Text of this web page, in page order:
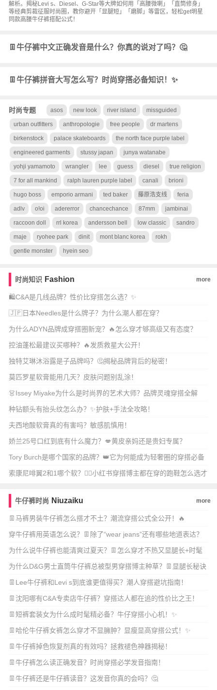
解析。揭秘Levi s、Diesel、G-Star等大牌如何用「高腰微喇」「直筒修身」
等经典剪裁征服时尚圈，教你避开「显腿短」「磨脚」等雷区，轻松get明星
同款高腰牛仔裤搭配公式！
👖牛仔裤中文正确发音是什么？你真的说对了吗？🤔
👖牛仔裤拼音大写怎么写？时尚穿搭必备知识！✨
时尚专题 asos new look river island missguided
urban outfitters anthropologie free people dr martens
birkenstock palace skateboards the north face purple label
engineered garments stussy japan junya watanabe
yohji yamamoto wrangler lee guess diesel true religion
7 for all mankind ralph lauren purple label canali brioni
hugo boss emporio armani ted baker 藤原浩支线 feria
adlv o!oi adererror chancechance 87mm jambinai
raccoon doll rrl korea andersson bell low classic sandro
maje ryohee park dinit mont blanc korea rokh
gentle monster hyein seo
时尚知识 Fashion more
🛍️C&A是几线品牌？性价比穿搭怎么选？✨
🇯🇵日本Needles是什么牌子？为什么潮人都在穿？
为什么ADYN品牌成穿搭圈新宠？🔥怎么穿才够高级又有态度？
控油蓬松最建议买哪种？🔥发质救星大公开！
独特艾琳沐浴露是子品牌吗？🤔揭秘品牌背后的秘密！
莫匹罗星软膏能用几天？皮肤问题别乱涂！
👗Issey Miyake为什么是时尚界的艺术大师？品牌灵魂穿搭全解
析！🎨
种钻额头有抬头纹怎么办？✨护肤+手法全攻略！
夫西地酸软膏真的有害吗？敏感肌慎用！
娇兰25号口红到底有什么魔力？💋黄皮亲妈还是贵妇专属？
Tory Burch是哪个国家的品牌？👑它为何能成为轻奢圈的穿搭必备
单品？
索康尼啡翼2和1哪个软？🏃‍♀️小红书穿搭博主都在穿的跑鞋怎么选才
牛仔裤时尚 Niuzaiku more
👖马裤男装牛仔裤怎么搭才不土？潮流穿搭公式全公开！🔥
穿牛仔裤用英语怎么说？👖除了“wear jeans”还有哪些地道表达？
为什么说牛仔裤也能清爽过夏天？👖怎么穿才不热又显腿长+时髦
炸街？
为什么D&G男士直筒牛仔裤总被型男穿搭博主种草？👖显腿长秘诀
在哪？🔥
👖Lee牛仔裤和Levi s到底谁更值得买？潮人穿搭避坑指南！
👖沈阳哪有C&A专卖店牛仔裤？穿搭达人都在追的性价比之王！
👖短裤套装女为什么成时髦精必备？牛仔穿搭小心机！✨
👖哈伦牛仔裤女裤怎么穿才不显臃肿？显瘦显高穿搭公式！✨
👖牛仔裤掉色恢复剂真的有效吗？拯救褪色神器揭秘！
👖牛仔裤怎么读正确发音？时尚穿搭必学发音指南！
👖牛仔裤还是牛仔裤读音？这发音你真的会吗？🤔